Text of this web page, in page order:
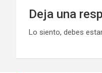
Deja una
Lo siento, debes